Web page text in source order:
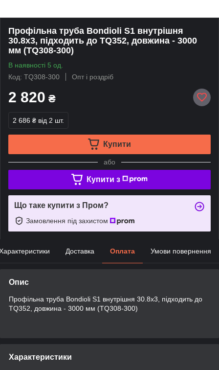
Профільна труба Bondioli S1 внутрішня
30.8x3, підходить до TQ352, довжина - 3000
мм (TQ308-300)
В наявності 5 од.
Код: TQ308-300
Опт і роздріб
2 820 ₴
2 686 ₴ від 2 шт.
Купити
або
Купити з
Що таке купити з Пром?
Замовлення під захистом
Доставка Оплата Умови повернення
Опис
Профільна труба Bondioli S1 внутрішня 30.8x3, підходить до
TQ352, довжина - 3000 мм (TQ308-300)
Характеристики